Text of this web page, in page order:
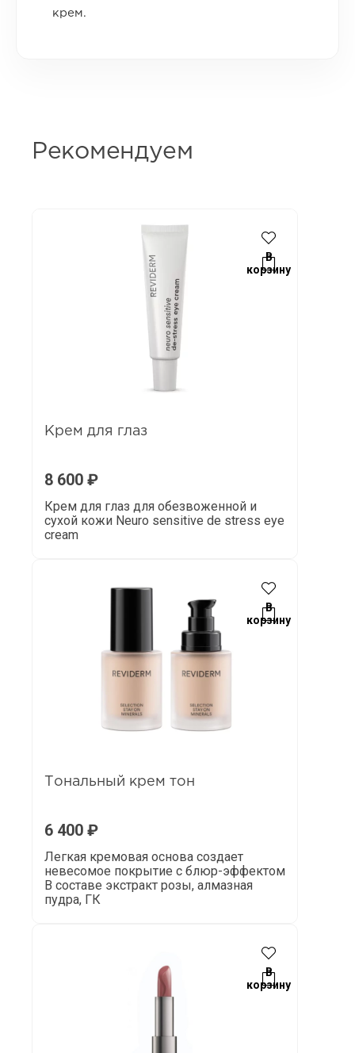
крем.
Рекомендуем
В
корзину
Крем для глаз
8 600 ₽
Крем для глаз для обезвоженной и
сухой кожи Neuro sensitive de stress eye
cream
В
корзину
Тональный крем тон
6 400 ₽
Легкая кремовая основа создает
невесомое покрытие с блюр-эффектом
В составе экстракт розы, алмазная
пудра, ГК
В
корзину